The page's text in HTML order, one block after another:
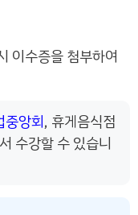
이수증을 첨부하여
중앙회, 휴게음식점
수강할 수 있습니